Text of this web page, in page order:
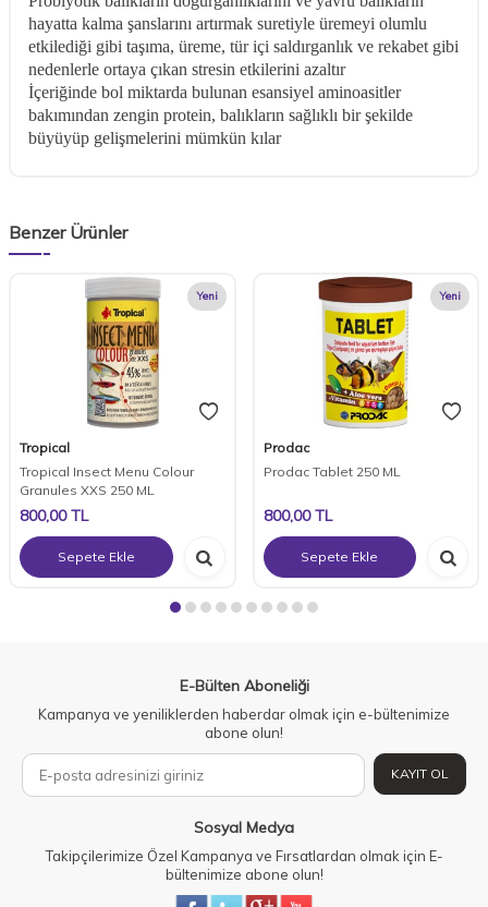
hayatta kalma şanslarını artırmak suretiyle üremeyi olumlu
etkilediği gibi taşıma, üreme, tür içi saldırganlık ve rekabet gibi
nedenlerle ortaya çıkan stresin etkilerini azaltır
İçeriğinde bol miktarda bulunan esansiyel aminoasitler
bakımından zengin protein, balıkların sağlıklı bir şekilde
büyüyüp gelişmelerini mümkün kılar
Benzer Ürünler
Yeni
Tropical
Tropical Insect Menu Colour
Granules XXS 250 ML
800,00TL
Sepete Ekle
Yeni
Prodac
Prodac Tablet 250 ML
800,00TL
Sepete Ekle
E-Bülten Aboneliği
Kampanya ve yeniliklerden haberdar olmak için e-bültenimize
abone olun!
KAYIT OL
Sosyal Medya
Takipçilerimize Özel Kampanya ve Fırsatlardan olmak için E-
bültenimize abone olun!